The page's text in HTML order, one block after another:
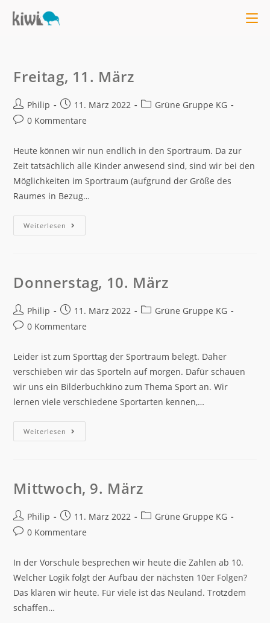
Freitag, 11. März
Philip 11. März 2022
Grüne Gruppe KG
0 Kommentare
Heute können wir nun endlich in den Sportraum. Da zur
Zeit tatsächlich alle Kinder anwesend sind, sind wir bei den
Möglichkeiten im Sportraum (aufgrund der Größe des
Raumes in Bezug…
Weiterlesen
Donnerstag, 10. März
Philip 11. März 2022
Grüne Gruppe KG
0 Kommentare
Leider ist zum Sporttag der Sportraum belegt. Daher
verschieben wir das Sporteln auf morgen. Dafür schauen
wir uns ein Bilderbuchkino zum Thema Sport an. Wir
lernen viele verschiedene Sportarten kennen,…
Weiterlesen
Mittwoch, 9. März
Philip 11. März 2022
Grüne Gruppe KG
0 Kommentare
In der Vorschule besprechen wir heute die Zahlen ab 10.
Welcher Logik folgt der Aufbau der nächsten 10er Folgen?
Das klären wir heute. Für viele ist das Neuland. Trotzdem
schaffen…